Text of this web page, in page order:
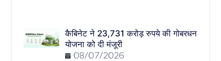
कैबिनेट ने 23,731 करोड़ रुपये की गोबरधन
योजना को दी मंजूरी
08/07/2026